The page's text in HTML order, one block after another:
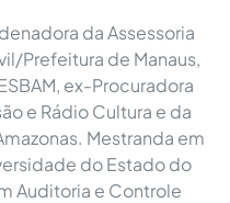
da Assessoria
Prefeitura de Manaus,
ex-Procuradora
e Rádio Cultura e da
Mestranda em
do Estado do
Auditoria e Controle